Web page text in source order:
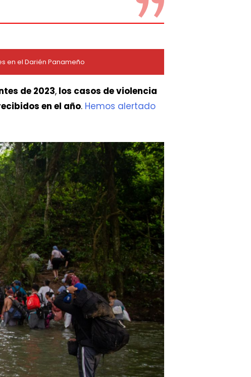
en el Darién Panameño
de 2023, los casos de violencia
en el año. Hemos alertado